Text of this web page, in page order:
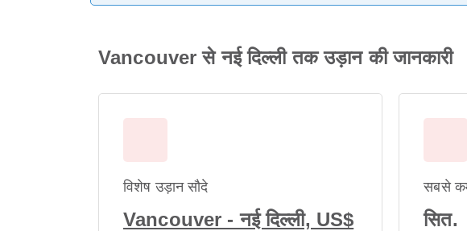
Vancouver से नई दिल्ली तक उड़ान की जानकारी
विशेष उड़ान सौदे
Vancouver - नई दिल्ली, US$
सबसे कम
सित.